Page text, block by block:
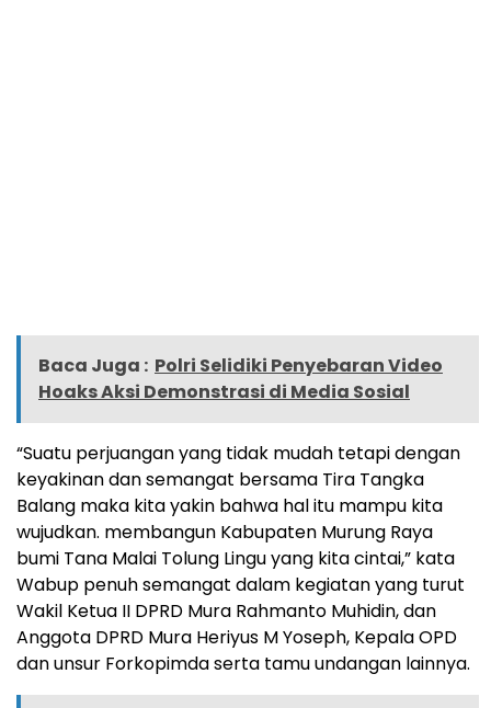
Baca Juga : Polri Selidiki Penyebaran Video
Hoaks Aksi Demonstrasi di Media Sosial
“Suatu perjuangan yang tidak mudah tetapi dengan
keyakinan dan semangat bersama Tira Tangka
Balang maka kita yakin bahwa hal itu mampu kita
wujudkan. membangun Kabupaten Murung Raya
bumi Tana Malai Tolung Lingu yang kita cintai,” kata
Wabup penuh semangat dalam kegiatan yang turut
Wakil Ketua II DPRD Mura Rahmanto Muhidin, dan
Anggota DPRD Mura Heriyus M Yoseph, Kepala OPD
dan unsur Forkopimda serta tamu undangan lainnya.